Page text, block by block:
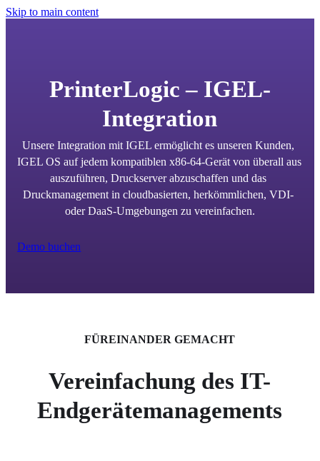
Skip to main content
PrinterLogic – IGEL-
Integration
Unsere Integration mit IGEL ermöglicht es unseren Kunden,
IGEL OS auf jedem kompatiblen x86-64-Gerät von überall aus
auszuführen, Druckserver abzuschaffen und das
Druckmanagement in cloudbasierten, herkömmlichen, VDI-
oder DaaS-Umgebungen zu vereinfachen.
Demo buchen
FÜREINANDER GEMACHT
Vereinfachung des IT-
Endgerätemanagements